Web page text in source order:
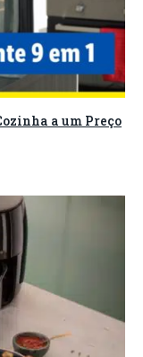
a um Preço